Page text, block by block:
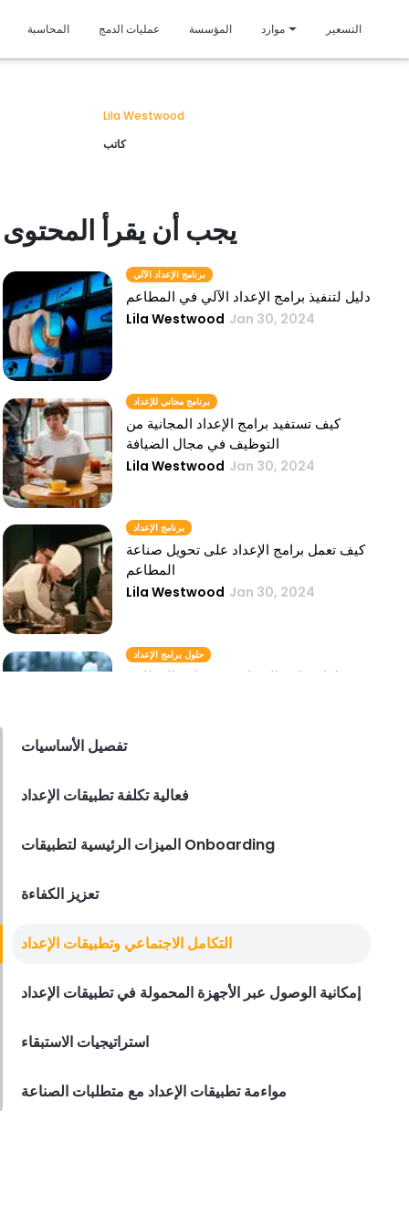
المحاسبة عمليات الدمج المؤسسة موارد التسعير
Lila Westwood
كاتب
يجب أن يقرأ المحتوى
برنامج الإعداد الآلي
دليل لتنفيذ برامج الإعداد الآلي في المطاعم
Lila Westwood Jan 30, 2024
برنامج مجاني للإعداد
كيف تستفيد برامج الإعداد المجانية من
التوظيف في مجال الضيافة
Lila Westwood Jan 30, 2024
برنامج الإعداد
كيف تعمل برامج الإعداد على تحويل صناعة
المطاعم
Lila Westwood Jan 30, 2024
حلول برامج الإعداد
حلول برامج الإعداد في صناعة المطاعم
استراتيجيات برامج الإعداد عبر الإنترنت في
Lila Westwood Jan 30, 2024
تفصيل الأساسيات
فعالية تكلفة تطبيقات الإعداد
الميزات الرئيسية لتطبيقات Onboarding
تعزيز الكفاءة
التكامل الاجتماعي وتطبيقات الإعداد
إمكانية الوصول عبر الأجهزة المحمولة في تطبيقات الإعداد
استراتيجيات الاستبقاء
مواءمة تطبيقات الإعداد مع متطلبات الصناعة